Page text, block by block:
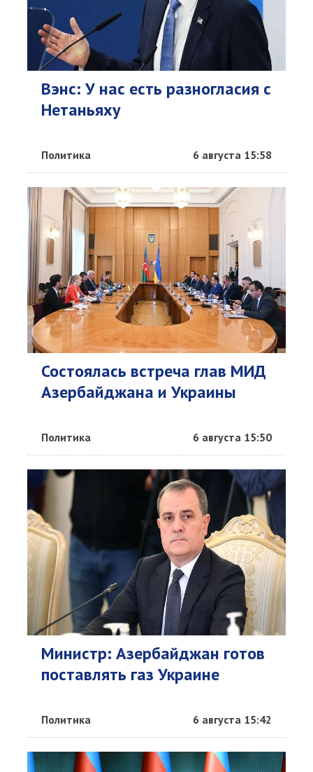
Вэнс: У нас есть разногласия с
Нетаньяху
Политика 6 августа 15:58
Состоялась встреча глав МИД
Азербайджана и Украины
Политика 6 августа 15:50
Министр: Азербайджан готов
поставлять газ Украине
Политика 6 августа 15:42